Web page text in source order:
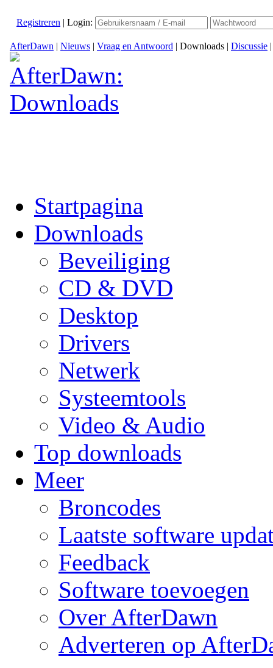
Registreren | Login:
AfterDawn | Nieuws | Vraag en Antwoord | Downloads | Discussie
Startpagina
Downloads
Beveiliging
CD & DVD
Desktop
Drivers
Netwerk
Systeemtools
Video & Audio
Top downloads
Meer
Broncodes
Laatste software
Feedback
Software toevoegen
Over AfterDawn
Adverteren op